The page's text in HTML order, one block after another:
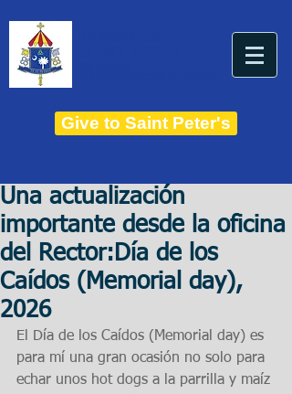
Give to Saint Peter's
Una actualización
importante desde la oficina
del Rector:Día de los
Caídos (Memorial day),
2026
El Día de los Caídos (Memorial day) es
para mí una gran ocasión no solo para
echar unos hot dogs a la parrilla y maíz